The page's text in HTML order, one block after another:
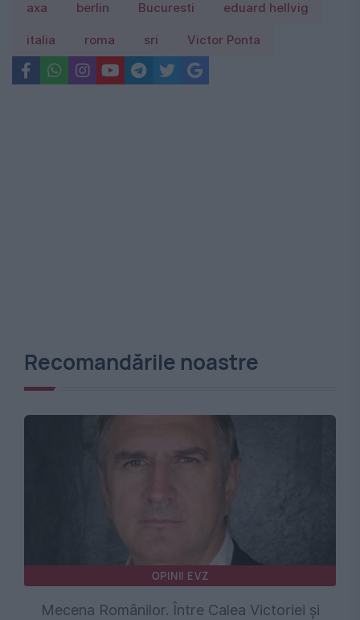
axa berlin Bucuresti eduard hellvig
italia roma sri Victor Ponta
Recomandările noastre
OPINII EVZ
Mecena Românilor. Între Calea Victoriei și